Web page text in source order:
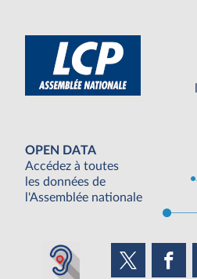
OPEN DATA
Accédez à toutes
les données de
l'Assemblée nationale